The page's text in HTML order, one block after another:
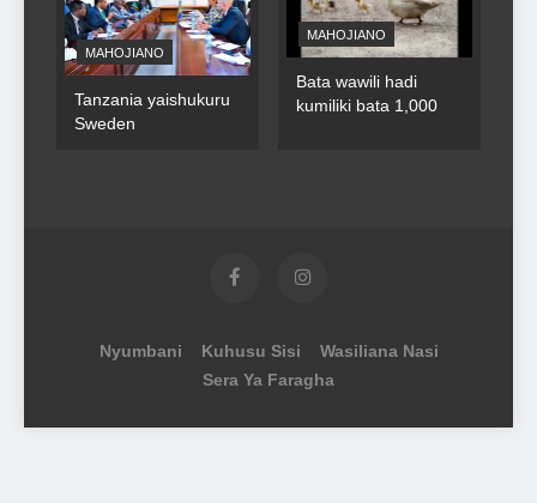
MAHOJIANO
Tanzania yaishukuru
Sweden
MAHOJIANO
Bata wawili hadi
kumiliki bata 1,000
Nyumbani Kuhusu Sisi
Wasiliana Nasi
Sera Ya Faragha